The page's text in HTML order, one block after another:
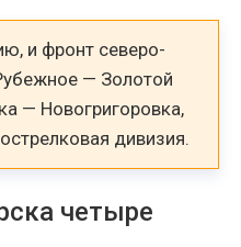
и фронт северо-
— Золотой
— Новогригоровка,
дивизия.
четыре